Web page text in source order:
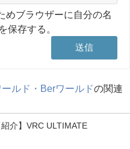
めブラウザーに自分の名
保存する。
ールド・Berワールドの関連
紹介】VRC ULTIMATE